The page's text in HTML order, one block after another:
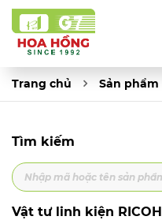
Trang chủ Sản phẩm
Tìm kiếm
Vật tư linh kiện RICOH